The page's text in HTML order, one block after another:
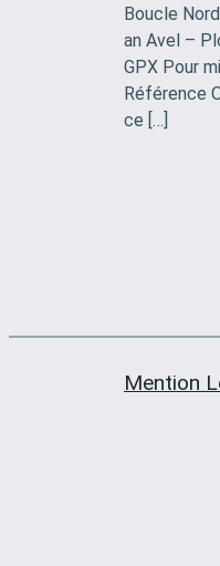
Boucle
an Avel –
GPX Pour
Référence
ce […]
Mention